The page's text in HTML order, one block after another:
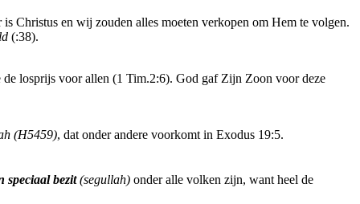
Christus en wij zouden alles moeten verkopen om Hem te volgen.
(:38).
losprijs voor allen (1 Tim.2:6). God gaf Zijn Zoon voor deze
(H5459), dat onder andere voorkomt in Exodus 19:5.
speciaal bezit (segullah) onder alle volken zijn, want heel de